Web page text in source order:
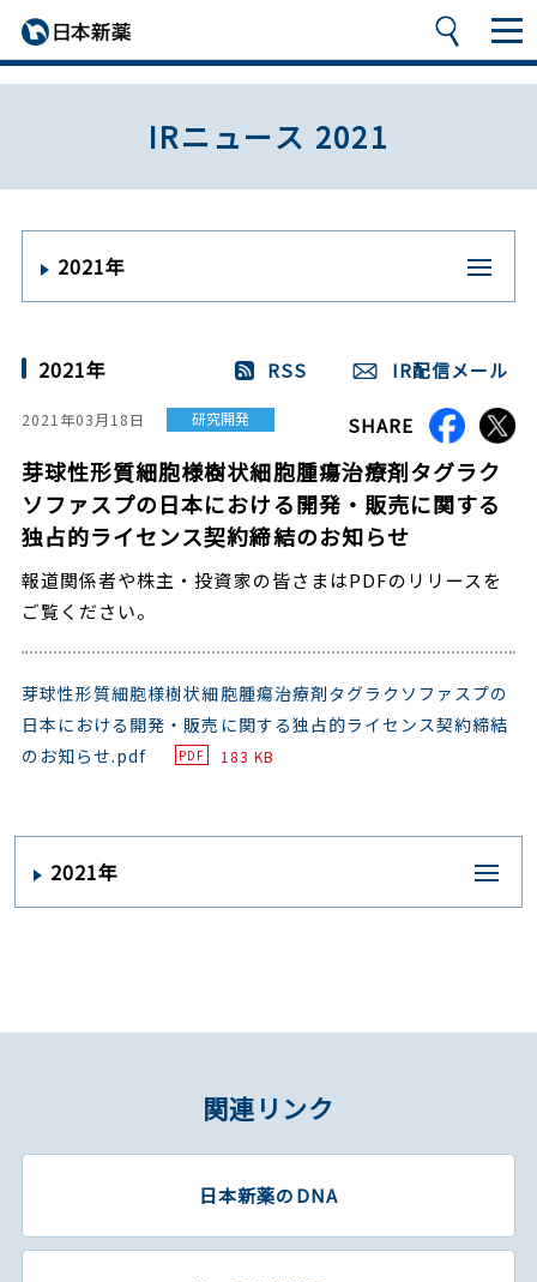
IRニュース 2021
2021年
2021年 RSS IR配信メール
2021年03月18日 研究開発 SHARE
芽球性形質細胞様樹状細胞腫瘍治療剤タグラク
ソファスプの日本における開発・販売に関する
独占的ライセンス契約締結のお知らせ
報道関係者や株主・投資家の皆さまはPDFのリリースを
ご覧ください。
芽球性形質細胞様樹状細胞腫瘍治療剤タグラクソファスプの
日本における開発・販売に関する独占的ライセンス契約締結
のお知らせ.pdf
PDF 183 KB
2021年
関連リンク
日本新薬のDNA